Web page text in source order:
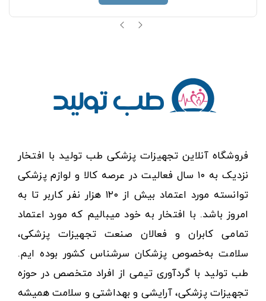
فروشگاه آنلاین تجهیزات پزشکی طب تولید با افتخار
نزدیک به ۱۰ سال فعالیت در عرصه کالا و لوازم پزشکی
توانسته مورد اعتماد بیش از ۱۲۰ هزار نفر کاربر تا به
امروز باشد. با افتخار به خود میبالیم که مورد اعتماد
تمامی کابران و فعالان صنعت تجهیزات پزشکی،
سلامت به‌خصوص پزشکان سرشناس کشور بوده ایم.
طب تولید با گردآوری تیمی از افراد متخصص در حوزه
تجهیزات پزشکی، آرایشی و بهداشتی و سلامت همیشه